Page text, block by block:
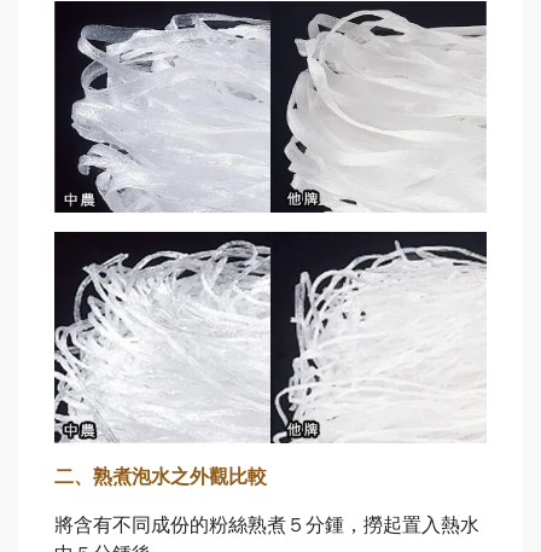
二、熟煮泡水之外觀比較
將含有不同成份的粉絲熟煮５分鍾，撈起置入熱水